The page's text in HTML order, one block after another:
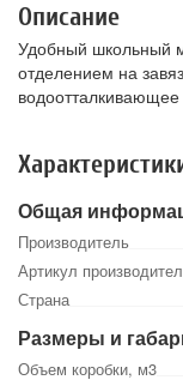
Описание
Удобный школьный
отделением на
Общая
Производитель
Артикул
Страна
Размеры и
Объем коробки, м3